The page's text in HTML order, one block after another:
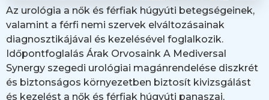
Az urológia a nők és férfiak húgyúti betegségeinek,
valamint a férfi nemi szervek elváltozásainak
diagnosztikájával és kezelésével foglalkozik.
Időpontfoglalás Árak Orvosaink A Mediversal
Synergy szegedi urológiai magánrendelése diszkrét
és biztonságos környezetben biztosít kivizsgálást
és kezelést a nők és férfiak húgyúti panaszai,